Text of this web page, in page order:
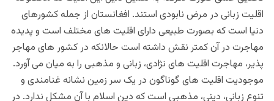
اقلیت زبانی در مرض نابودی استند. افغانستان از جمله کشورهای
دنیا است که بصورت طبیعی دارای اقلیت های مختلف است و پدیده
مهاجرت در آن کمتر نقش داشته است حالانکه در کشور های مهاجر
پذیر، مهاجرت اقلیت های نژادی، زبانی و مذهبی را به میان می آورد.
موجودیت اقلیت های گوناگون در یک سر زمین نشانه غنامندی و
تنوع زبانی، دینی، مذهبی است که دین اسلام با آن مشکل ندارد. در